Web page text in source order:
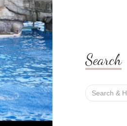
Search
Search
for: